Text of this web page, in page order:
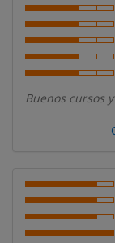
Buenos cursos